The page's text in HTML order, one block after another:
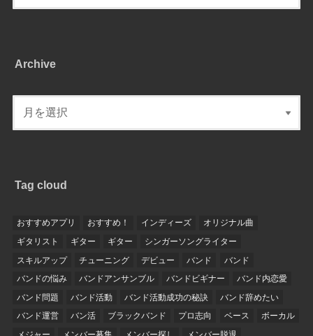
Archive
Tag cloud
おすすめアプリ おすすめ！ インディーズ
オリジナル曲
ギタリスト
ギター ギター
シンガーソングライター
スキルアップ
チューニング デビュー バンド
バンド
バンドの悩み
バンドアンサンブル バンドビギナー
バンド内恋愛
バンド問題
バンド活動 バンド活動成功の秘訣
バンド辞めたい
バンド運営
バン活 ブラックバンド プロ志向 ベース
ボーカル